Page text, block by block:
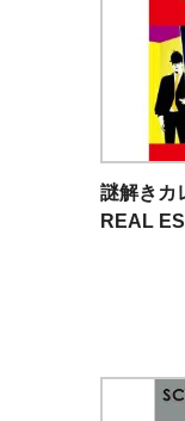
謎解きカ
REAL